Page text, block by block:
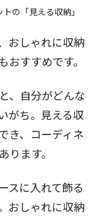
の「見える収納」
おしゃれに収納
おすすめです。
、自分がどんな
がち。見える収
き、コーディネ
ります。
スに入れて飾る
おしゃれに収納